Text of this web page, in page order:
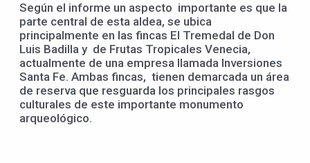
Según el informe un aspecto importante es que la
parte central de esta aldea, se ubica
principalmente en las fincas El Tremedal de Don
Luis Badilla y de Frutas Tropicales Venecia,
actualmente de una empresa llamada Inversiones
Santa Fe. Ambas fincas, tienen demarcada un área
de reserva que resguarda los principales rasgos
culturales de este importante monumento
arqueológico.